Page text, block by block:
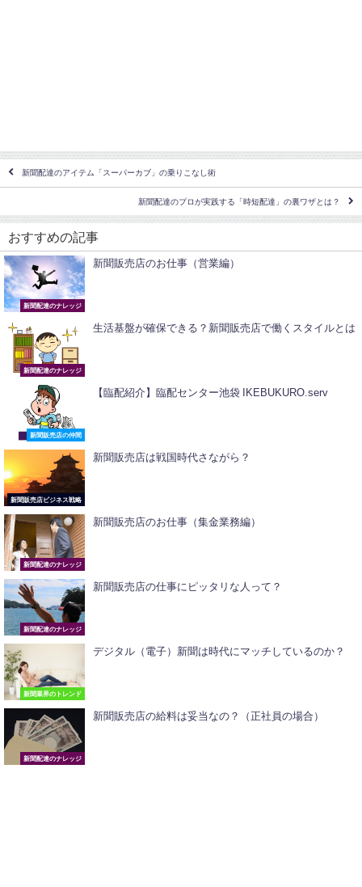
新聞配達のアイテム「スーパーカブ」の乗りこなし術
新聞配達のプロが実践する「時短配達」の裏ワザとは？
おすすめの記事
新聞配達のナレッジ
新聞販売店のお仕事（営業編）
新聞配達のナレッジ
生活基盤が確保できる？新聞販売店で働くスタイルとは
新聞販売店の仲間
【臨配紹介】臨配センター池袋 IKEBUKURO.serv
新聞販売店ビジネス戦略
新聞販売店は戦国時代さながら？
新聞配達のナレッジ
新聞販売店のお仕事（集金業務編）
新聞配達のナレッジ
新聞販売店の仕事にピッタリな人って？
新聞業界のトレンド
デジタル（電子）新聞は時代にマッチしているのか？
新聞配達のナレッジ
新聞販売店の給料は妥当なの？（正社員の場合）